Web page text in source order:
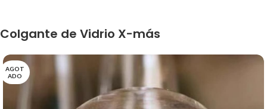
Colgante de Vidrio X-más
AGOT
ADO